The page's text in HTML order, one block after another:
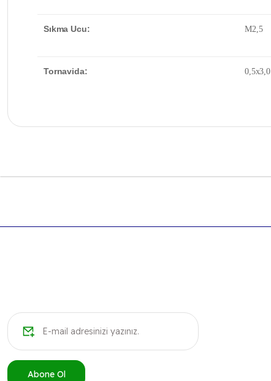
Sıkma Ucu: M2,5
Tornavida: 0,5x3,0
Görüş ve önerileriniz için teşekkür ederiz.
Abone Ol